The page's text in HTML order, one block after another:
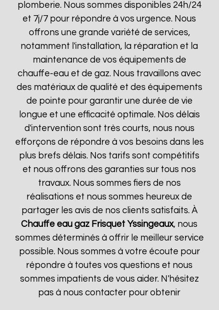
plomberie. Nous sommes disponibles 24h/24
et 7j/7 pour répondre à vos urgence. Nous
offrons une grande variété de services,
notamment l'installation, la réparation et la
maintenance de vos équipements de
chauffe-eau et de gaz. Nous travaillons avec
des matériaux de qualité et des équipements
de pointe pour garantir une durée de vie
longue et une efficacité optimale. Nos délais
d'intervention sont très courts, nous nous
efforçons de répondre à vos besoins dans les
plus brefs délais. Nos tarifs sont compétitifs
et nous offrons des garanties sur tous nos
travaux. Nous sommes fiers de nos
réalisations et nous sommes heureux de
partager les avis de nos clients satisfaits. À
Chauffe eau gaz Frisquet Yssingeaux, nous
sommes déterminés à offrir le meilleur service
possible. Nous sommes à votre écoute pour
répondre à toutes vos questions et nous
sommes impatients de vous aider. N'hésitez
pas à nous contacter pour obtenir